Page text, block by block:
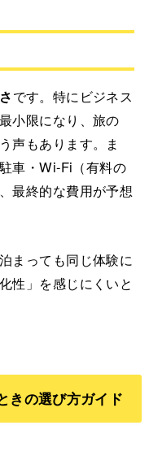
です。特にビジネス
小限になり、旅の
声もあります。ま
車・Wi-Fi（有料の
最終的な費用が予想
まっても同じ体験に
性」を感じにくいと
きの選び方ガイド